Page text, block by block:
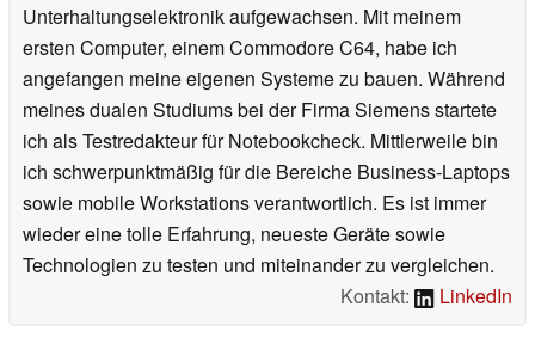
Unterhaltungselektronik aufgewachsen. Mit meinem
ersten Computer, einem Commodore C64, habe ich
angefangen meine eigenen Systeme zu bauen. Während
meines dualen Studiums bei der Firma Siemens startete
ich als Testredakteur für Notebookcheck. Mittlerweile bin
ich schwerpunktmäßig für die Bereiche Business-Laptops
sowie mobile Workstations verantwortlich. Es ist immer
wieder eine tolle Erfahrung, neueste Geräte sowie
Technologien zu testen und miteinander zu vergleichen.
Kontakt:
LinkedIn